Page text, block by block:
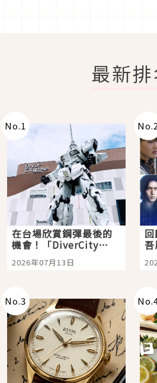
最新排
No.1
在台場欣賞鋼彈最後的
機會！「DiverCity
Tokyo Plaza」搭船、
購物、美食及夜景，一
2026年07月13日
No.
No.3 No.